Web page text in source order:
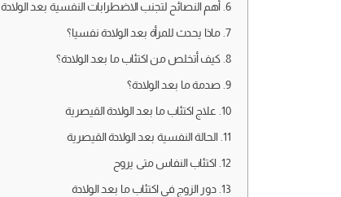
أهم النصائح لتجنب الاضطرابات النفسية بعد الولادة
ماذا يحدث للمرأة بعد الولادة نفسيا؟
كيف أتخلص من اكتئاب ما بعد الولادة؟
صدمة ما بعد الولادة؟
علاج اكتئاب ما بعد الولادة القيصرية
الحالة النفسية بعد الولادة القيصرية
اكتئاب النفاس متى يروح
دور الزوج في اكتئاب ما بعد الولادة